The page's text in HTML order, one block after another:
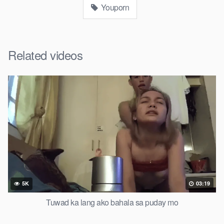
Youporn
Related videos
5K 03:19
Tuwad ka lang ako bahala sa puday mo